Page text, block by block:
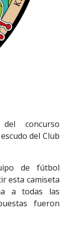
concurso
del Club
de fútbol
esta camiseta
a todas las
fueron